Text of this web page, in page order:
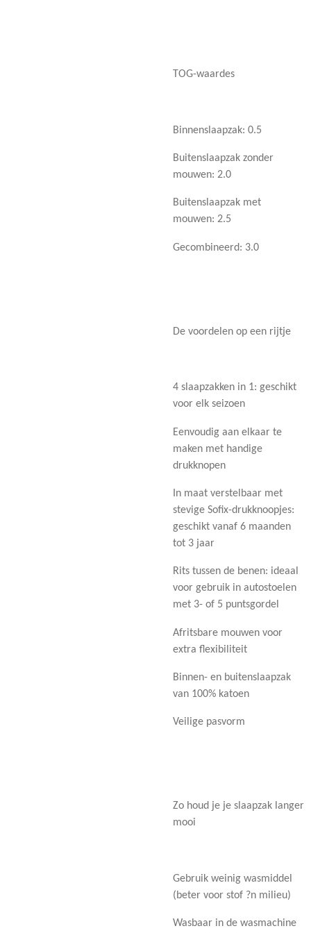
TOG-waardes
Binnenslaapzak: 0.5
Buitenslaapzak zonder
mouwen: 2.0
Buitenslaapzak met
mouwen: 2.5
Gecombineerd: 3.0
De voordelen op een rijtje
4 slaapzakken in 1: geschikt
voor elk seizoen
Eenvoudig aan elkaar te
maken met handige
drukknopen
In maat verstelbaar met
stevige Sofix-drukknoopjes:
geschikt vanaf 6 maanden
tot 3 jaar
Rits tussen de benen: ideaal
voor gebruik in autostoelen
met 3- of 5 puntsgordel
Afritsbare mouwen voor
extra flexibiliteit
Binnen- en buitenslaapzak
van 100% katoen
Veilige pasvorm
Zo houd je je slaapzak langer
mooi
Gebruik weinig wasmiddel
(beter voor stof ?n milieu)
Wasbaar in de wasmachine